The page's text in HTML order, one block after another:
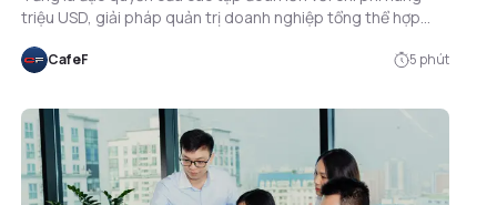
triệu USD, giải pháp quản trị doanh nghiệp tổng thể hợp
tảng No-code/Low-code và AI, doanh nghiệp có thể số
cần IT.
CafeF 5 phút